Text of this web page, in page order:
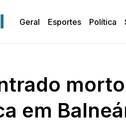
Geral Esportes Política
em